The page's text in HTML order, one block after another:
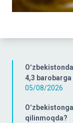
4,3
05/08/2026
qilinmoqda?